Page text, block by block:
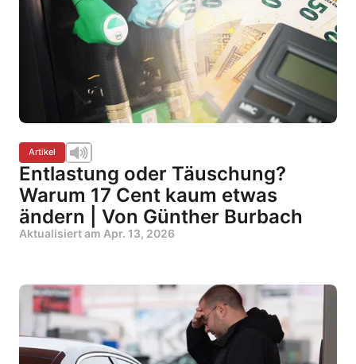
Artikel
Entlastung oder Täuschung?
Warum 17 Cent kaum etwas
ändern | Von Günther Burbach
Aktualisiert am Apr. 13, 2026